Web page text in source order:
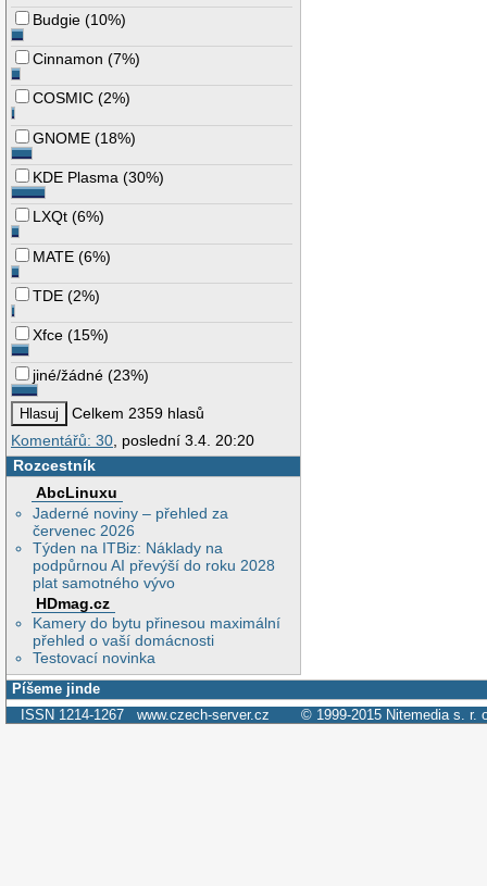
Budgie (10%)
Cinnamon (7%)
COSMIC (2%)
GNOME (18%)
KDE Plasma (30%)
LXQt (6%)
MATE (6%)
TDE (2%)
Xfce (15%)
jiné/žádné (23%)
Celkem 2359 hlasů
Komentářů: 30, poslední 3.4. 20:20
Rozcestník
AbcLinuxu
Jaderné noviny – přehled za
červenec 2026
Týden na ITBiz: Náklady na
podpůrnou AI převýší do roku 2028
plat samotného vývo
HDmag.cz
Kamery do bytu přinesou maximální
přehled o vaší domácnosti
Testovací novinka
Píšeme jinde
ISSN 1214-1267 www.czech-server.cz © 1999-2015 Nitemedia s. r.